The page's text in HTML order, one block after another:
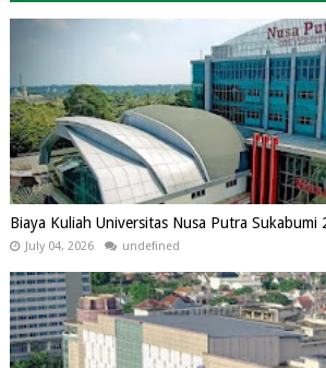
Biaya Kuliah Universitas Nusa Putra Sukabumi
July 04, 2026 undefined